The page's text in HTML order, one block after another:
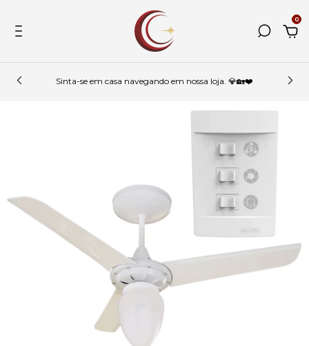
0
Sinta-se em casa navegando em nossa loja. 💎🏡❤️